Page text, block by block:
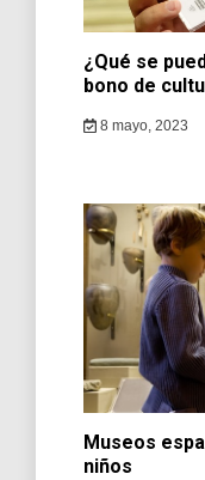
¿Qué se
bono de
8 mayo, 2023
Museos
niños